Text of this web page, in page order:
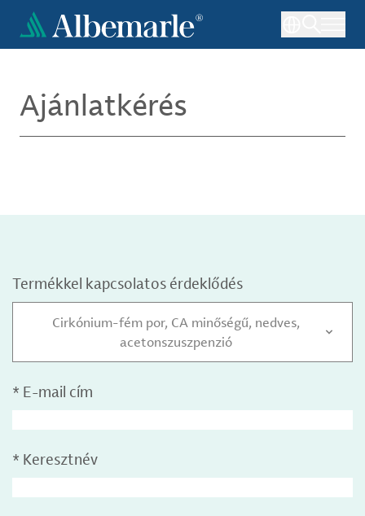
Ugrás
tartalomra
Ajánlatkérés
Termékkel kapcsolatos érdeklődés
Cirkónium-fém por, CA minőségű, nedves,
acetonszuszpenzió
* E-mail cím
* Keresztnév